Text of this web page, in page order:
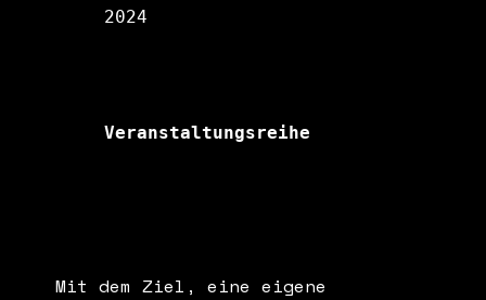
2024
Veranstaltungsreihe
Mit dem Ziel, eine eigene